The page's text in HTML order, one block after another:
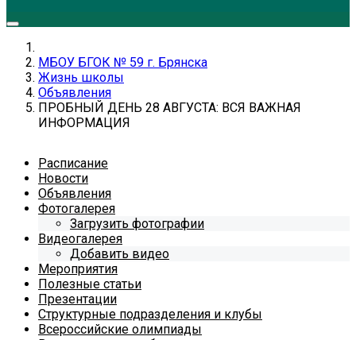
МБОУ БГОК № 59 г. Брянска
Жизнь школы
Объявления
ПРОБНЫЙ ДЕНЬ 28 АВГУСТА: ВСЯ ВАЖНАЯ
ИНФОРМАЦИЯ
Расписание
Новости
Объявления
Фотогалерея
Загрузить фотографии
Видеогалерея
Добавить видео
Мероприятия
Полезные статьи
Презентации
Структурные подразделения и клубы
Всероссийские олимпиады